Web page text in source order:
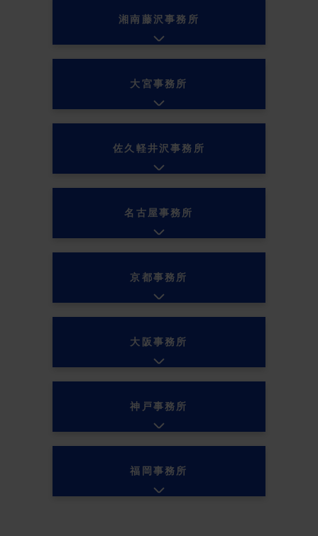
湘南藤沢事務所
大宮事務所
佐久軽井沢事務所
名古屋事務所
京都事務所
大阪事務所
神戸事務所
福岡事務所